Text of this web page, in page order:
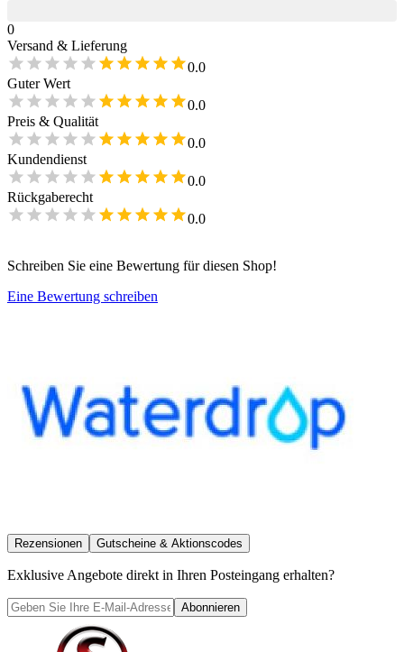
0
Versand & Lieferung
0.0
Guter Wert
0.0
Preis & Qualität
0.0
Kundendienst
0.0
Rückgaberecht
0.0
Schreiben Sie eine Bewertung für diesen Shop!
Eine Bewertung schreiben
Rezensionen Gutscheine & Aktionscodes
Exklusive Angebote direkt in Ihren Posteingang erhalten?
Abonnieren